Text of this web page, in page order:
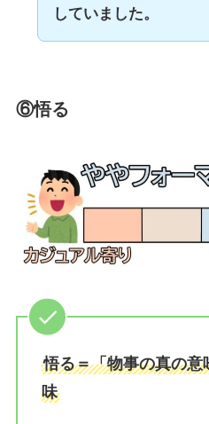
していました。
⑥悟る
悟る＝「物事の真の意
味